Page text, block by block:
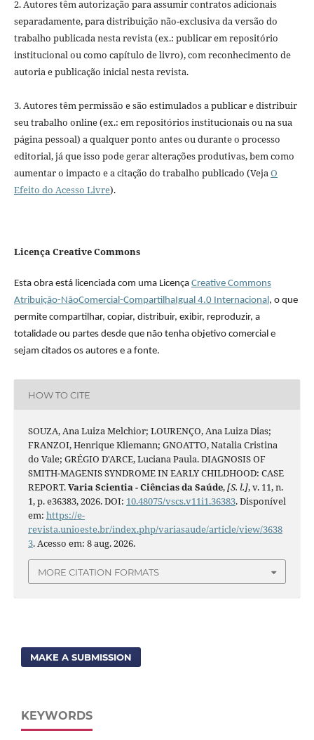
2. Autores têm autorização para assumir contratos adicionais
separadamente, para distribuição não-exclusiva da versão do
trabalho publicada nesta revista (ex.: publicar em repositório
institucional ou como capítulo de livro), com reconhecimento de
autoria e publicação inicial nesta revista.
3. Autores têm permissão e são estimulados a publicar e distribuir
seu trabalho online (ex.: em repositórios institucionais ou na sua
página pessoal) a qualquer ponto antes ou durante o processo
editorial, já que isso pode gerar alterações produtivas, bem como
aumentar o impacto e a citação do trabalho publicado (VejaO
Efeito do Acesso Livre).
Licença Creative Commons
Esta obra está licenciada com uma Licença Creative Commons
Atribuição-NãoComercial-CompartilhaIgual 4.0 Internacional, o que
permite compartilhar, copiar, distribuir, exibir, reproduzir, a
totalidade ou partes desde que não tenha objetivo comercial e
sejam citados os autores e a fonte.
HOW TO CITE
SOUZA, Ana Luiza Melchior; LOURENÇO, Ana Luiza Dias;
FRANZOI, Henrique Kliemann; GNOATTO, Natalia Cristina
do Vale; GRÉGIO D'ARCE, Luciana Paula. DIAGNOSIS OF
SMITH-MAGENIS SYNDROME IN EARLY CHILDHOOD: CASE
REPORT.Varia Scientia - Ciências da Saúde,[S. l.], v. 11, n.
1, p. e36383, 2026. DOI: 10.48075/vscs.v11i1.36383. Disponível
em: https://e-
revista.unioeste.br/index.php/variasaude/article/view/3638
3. Acesso em: 8 aug. 2026.
MORE CITATION FORMATS
MAKE A SUBMISSION
KEYWORDS